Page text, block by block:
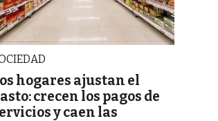
hogares ajustan el
crecen los pagos de
y caen las